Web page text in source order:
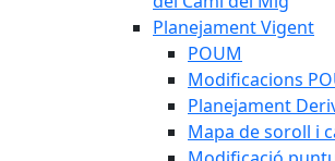
Planejament Vigent
POUM
Modificacions
Planejament
Mapa de soroll i